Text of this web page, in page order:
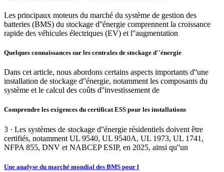
Les principaux moteurs du marché du système de gestion des
batteries (BMS) du stockage d''énergie comprennent la croissance
rapide des véhicules électriques (EV) et l''augmentation
Quelques connaissances sur les centrales de stockage d''énergie
Dans cet article, nous abordons certains aspects importants d''une
installation de stockage d''énergie, notamment les composants du
système et le calcul des coûts d''investissement de
Comprendre les exigences du certificat ESS pour les installations
3 · Les systèmes de stockage d''énergie résidentiels doivent être
certifiés, notamment UL 9540, UL 9540A, UL 1973, UL 1741,
NFPA 855, DNV et NABCEP ESIP, en 2025, ainsi qu''un
Une analyse du marché mondial des BMS pour l